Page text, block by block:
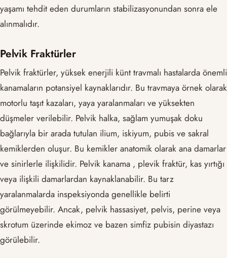
yaşamı tehdit eden durumların stabilizasyonundan sonra ele
alınmalıdır.
Pelvik Fraktürler
Pelvik fraktürler, yüksek enerjili künt travmalı hastalarda önemli
kanamaların potansiyel kaynaklarıdır. Bu travmaya örnek olarak
motorlu taşıt kazaları, yaya yaralanmaları ve yüksekten
düşmeler verilebilir. Pelvik halka, sağlam yumuşak doku
bağlarıyla bir arada tutulan ilium, iskiyum, pubis ve sakral
kemiklerden oluşur. Bu kemikler anatomik olarak ana damarlar
ve sinirlerle ilişkilidir. Pelvik kanama , plevik fraktür, kas yırtığı
veya ilişkili damarlardan kaynaklanabilir. Bu tarz
yaralanmalarda inspeksiyonda genellikle belirti
görülmeyebilir. Ancak, pelvik hassasiyet, pelvis, perine veya
skrotum üzerinde ekimoz ve bazen simfiz pubisin diyastazı
görülebilir.